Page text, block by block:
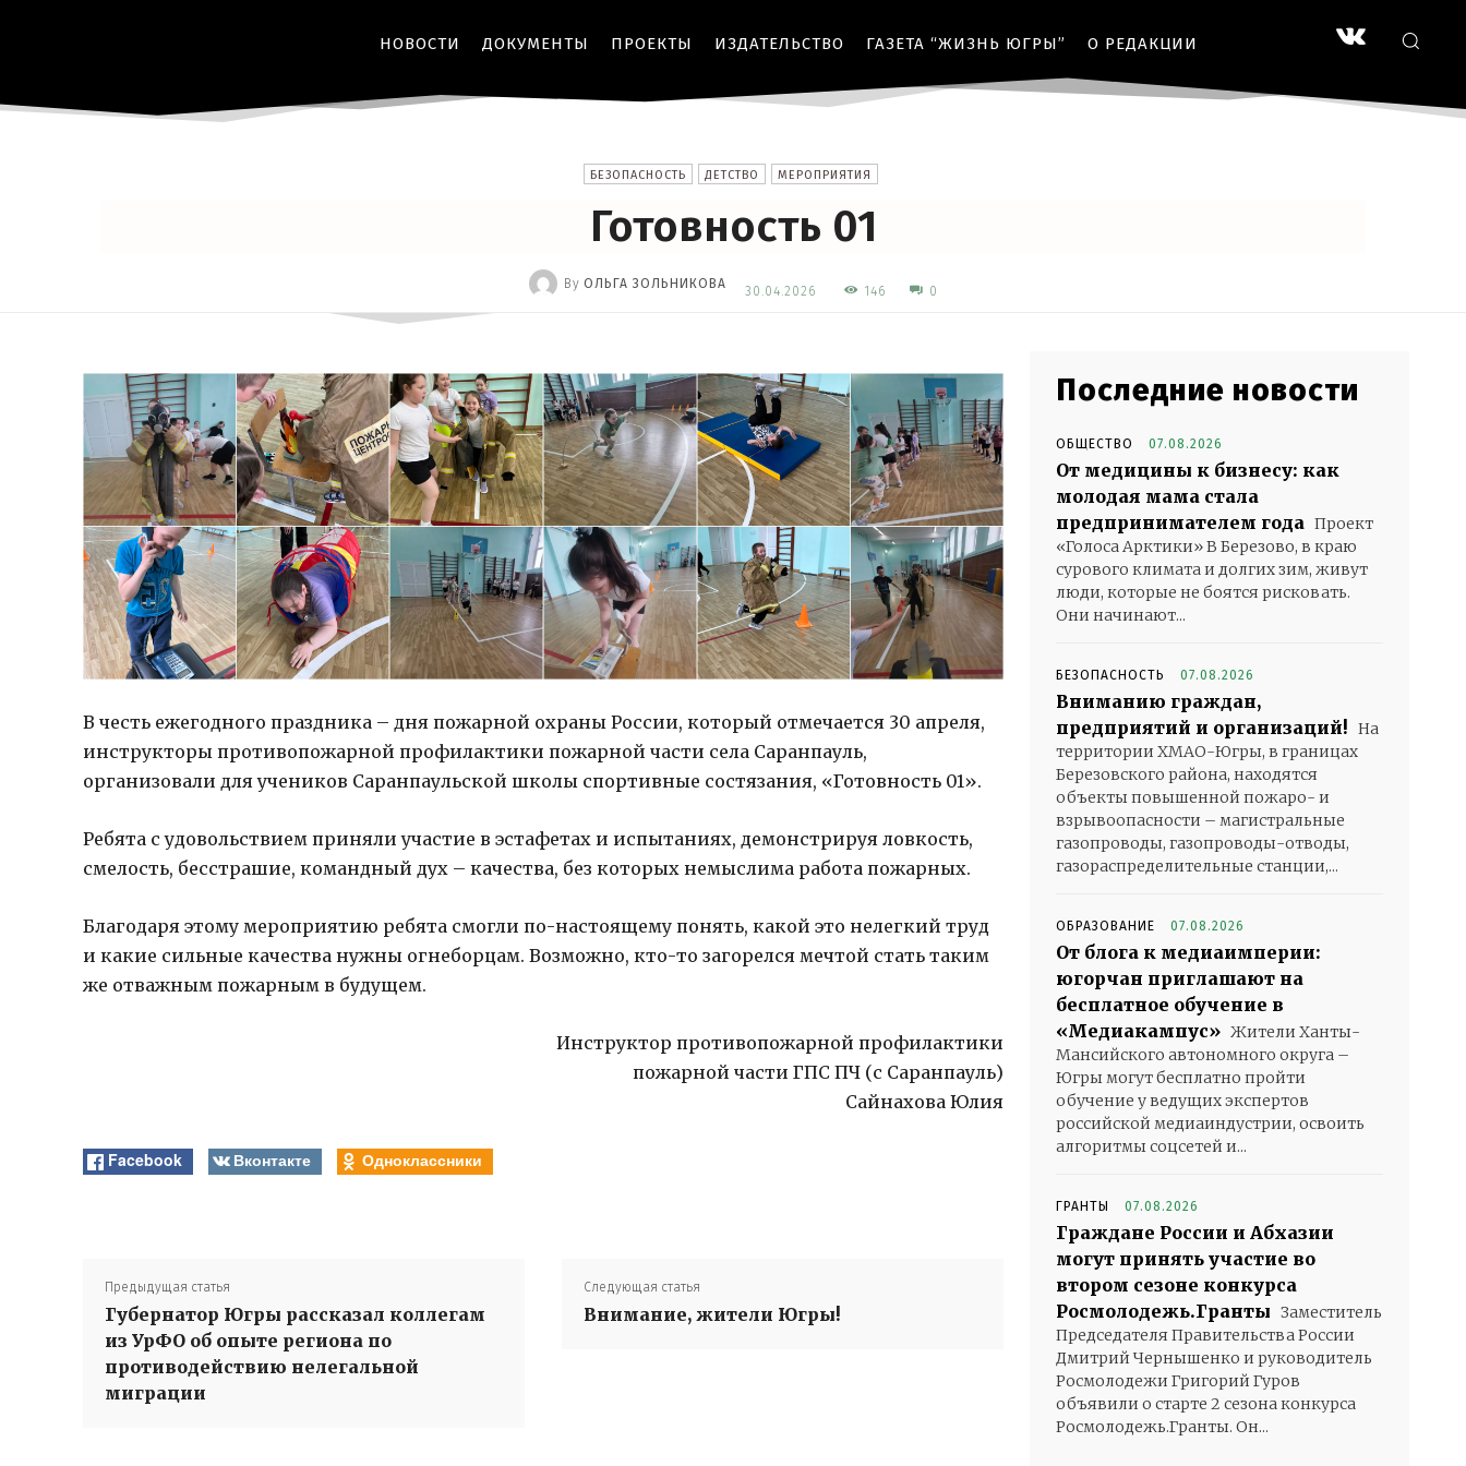
НОВОСТИ ДОКУМЕНТЫ ПРОЕКТЫ ИЗДАТЕЛЬСТВО ГАЗЕТА “ЖИЗНЬ ЮГРЫ” О РЕДАКЦИИ
БЕЗОПАСНОСТЬ ДЕТСТВО МЕРОПРИЯТИЯ
Готовность 01
By ОЛЬГА ЗОЛЬНИКОВА 30.04.2026 146 0
В честь ежегодного праздника – дня пожарной охраны России, который отмечается 30 апреля,
инструкторы противопожарной профилактики пожарной части села Саранпауль,
организовали для учеников Саранпаульской школы спортивные состязания, «Готовность 01».
Ребята с удовольствием приняли участие в эстафетах и испытаниях, демонстрируя ловкость,
смелость, бесстрашие, командный дух – качества, без которых немыслима работа пожарных.
Благодаря этому мероприятию ребята смогли по-настоящему понять, какой это нелегкий труд
и какие сильные качества нужны огнеборцам. Возможно, кто-то загорелся мечтой стать таким
же отважным пожарным в будущем.
Инструктор противопожарной профилактики
пожарной части ГПС ПЧ (с Саранпауль)
Сайнахова Юлия
Facebook Вконтакте Одноклассники
Предыдущая статья
Губернатор Югры рассказал коллегам
из УрФО об опыте региона по
противодействию нелегальной
миграции
Следующая статья
Внимание, жители Югры!
Последние новости
ОБЩЕСТВО 07.08.2026
От медицины к бизнесу: как
молодая мама стала
предпринимателем года Проект
«Голоса Арктики» В Березово, в краю
сурового климата и долгих зим, живут
люди, которые не боятся рисковать.
Они начинают...
БЕЗОПАСНОСТЬ 07.08.2026
Вниманию граждан,
предприятий и организаций! На
территории ХМАО-Югры, в границах
Березовского района, находятся
объекты повышенной пожаро- и
взрывоопасности – магистральные
газопроводы, газопроводы-отводы,
газораспределительные станции,...
ОБРАЗОВАНИЕ 07.08.2026
От блога к медиаимперии:
югорчан приглашают на
бесплатное обучение в
«Медиакампус» Жители Ханты-
Мансийского автономного округа –
Югры могут бесплатно пройти
обучение у ведущих экспертов
российской медиаиндустрии, освоить
алгоритмы соцсетей и...
ГРАНТЫ 07.08.2026
Граждане России и Абхазии
могут принять участие во
втором сезоне конкурса
Росмолодежь.Гранты Заместитель
Председателя Правительства России
Дмитрий Чернышенко и руководитель
Росмолодежи Григорий Гуров
объявили о старте 2 сезона конкурса
Росмолодежь.Гранты. Он...